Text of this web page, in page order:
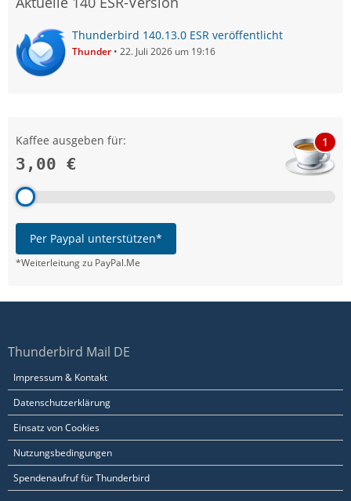
Thunderbird 140.13.0 ESR veröffentlicht
Thunder 22. Juli 2026 um 19:16
Kaffee ausgeben für:
3,00 €
1
Per Paypal unterstützen*
*Weiterleitung zu PayPal.Me
Thunderbird Mail DE
Impressum & Kontakt
Datenschutzerklärung
Einsatz von Cookies
Nutzungsbedingungen
Spendenaufruf für Thunderbird